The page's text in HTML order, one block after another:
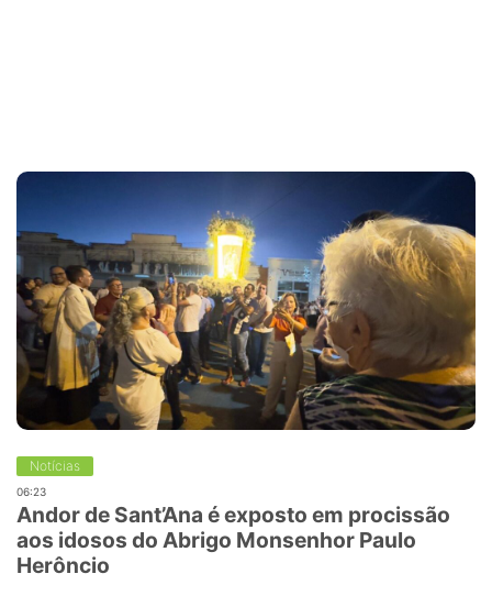
Notícias
06:23
Andor de Sant’Ana é exposto em procissão
aos idosos do Abrigo Monsenhor Paulo
Herôncio